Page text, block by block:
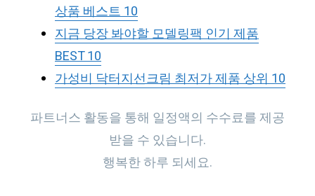
상품 베스트 10
지금 당장 봐야할 모델링팩 인기 제품
BEST 10
가성비 닥터지선크림 최저가 제품 상위 10
파트너스 활동을 통해 일정액의 수수료를 제공
받을 수 있습니다.
행복한 하루 되세요.